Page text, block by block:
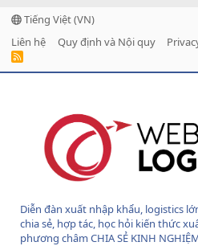
Tiếng Việt (VN)
Liên hệ
Quy định và Nội quy
R
Diễn đàn xuất nhập khẩu, logistics
chia sẻ, hợp tác, học hỏi kiến thức
phương châm CHIA SẺ KINH